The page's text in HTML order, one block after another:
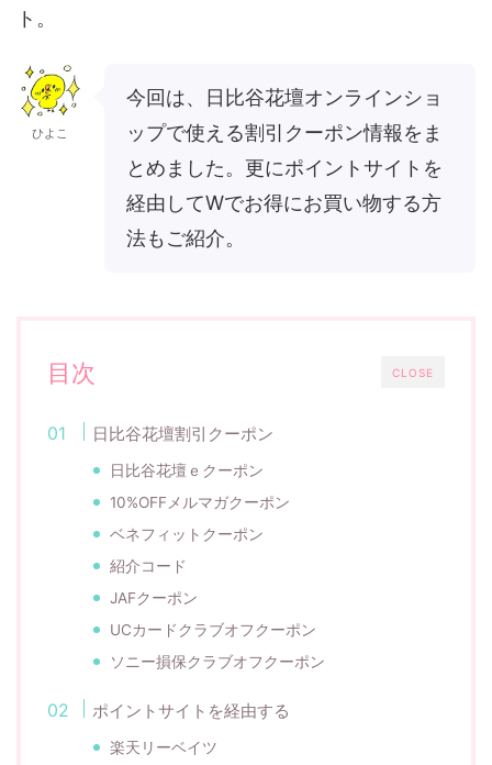
ト。
ひよこ
今回は、日比谷花壇オンラインショ
ップで使える割引クーポン情報をま
とめました。更にポイントサイトを
経由してWでお得にお買い物する方
法もご紹介。
CLOSE
目次
日比谷花壇割引クーポン
日比谷花壇ｅクーポン
10%OFFメルマガクーポン
ベネフィットクーポン
紹介コード
JAFクーポン
UCカードクラブオフクーポン
ソニー損保クラブオフクーポン
ポイントサイトを経由する
楽天リーベイツ